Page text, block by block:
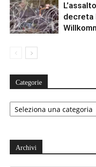
decreta
Categorie
Categorie
Archivi